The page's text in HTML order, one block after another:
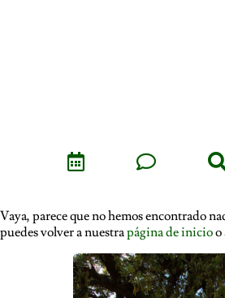
Vaya, parece que no hemos encontrado
puedes volver a nuestrapágina de inicioo